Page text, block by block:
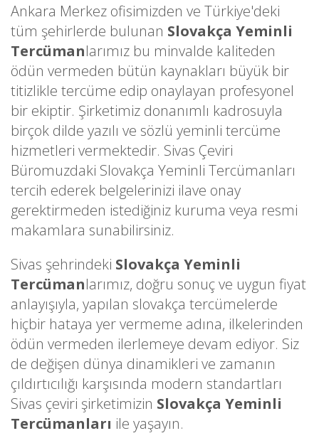
Ankara Merkez ofisimizden ve Türkiye'deki
tüm şehirlerde bulunan Slovakça Yeminli
Tercümanlarımız bu minvalde kaliteden
ödün vermeden bütün kaynakları büyük bir
titizlikle tercüme edip onaylayan profesyonel
bir ekiptir. Şirketimiz donanımlı kadrosuyla
birçok dilde yazılı ve sözlü yeminli tercüme
hizmetleri vermektedir. Sivas Çeviri
Büromuzdaki Slovakça Yeminli Tercümanları
tercih ederek belgelerinizi ilave onay
gerektirmeden istediğiniz kuruma veya resmi
makamlara sunabilirsiniz.
Sivas şehrindeki Slovakça Yeminli
Tercümanlarımız, doğru sonuç ve uygun fiyat
anlayışıyla, yapılan slovakça tercümelerde
hiçbir hataya yer vermeme adına, ilkelerinden
ödün vermeden ilerlemeye devam ediyor. Siz
de değişen dünya dinamikleri ve zamanın
çıldırtıcılığı karşısında modern standartları
Sivas çeviri şirketimizin Slovakça Yeminli
Tercümanları ile yaşayın.